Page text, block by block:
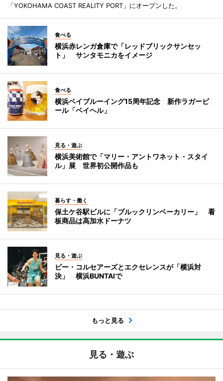
「YOKOHAMA COAST REALITY PORT」にオープンした。
食べる
横浜赤レンガ倉庫で「レッドブリックサンセッ
ト」 サンタモニカをイメージ
食べる
横浜ベイブルーイング15周年記念 新作ラガービ
ール「ベイヘル」
見る・遊ぶ
横浜美術館で「マリー・アントワネット・スタイ
ル」展 世界初公開作品も
暮らす・働く
保土ケ谷駅ビルに「ブルックリンベーカリー」 看
板商品は高加水ドーナツ
見る・遊ぶ
ビー・コルセアーズとエクセレンスが「横浜対
決」 横浜BUNTAIで
もっと見る
見る・遊ぶ